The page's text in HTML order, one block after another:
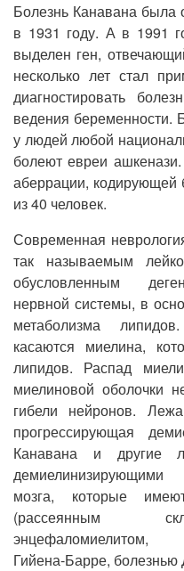
Болезнь Канавана
в 1931 году. А в 1991
выделен ген,
несколько лет стал
диагностировать
ведения беременности.
у людей любой
болеют евреи
аберрации, кодирующей
из 40 человек.
Современная
так называемым
обусловленным
нервной системы, в
метаболизма
касаются миелина,
липидов. Распад
миелиновой оболочки
гибели нейронов.
прогрессирующая
Канавана и другие
демиелинизирующими
мозга, которые
(рассеянным
энцефаломиелитом,
Гийена-Барре, болезнью